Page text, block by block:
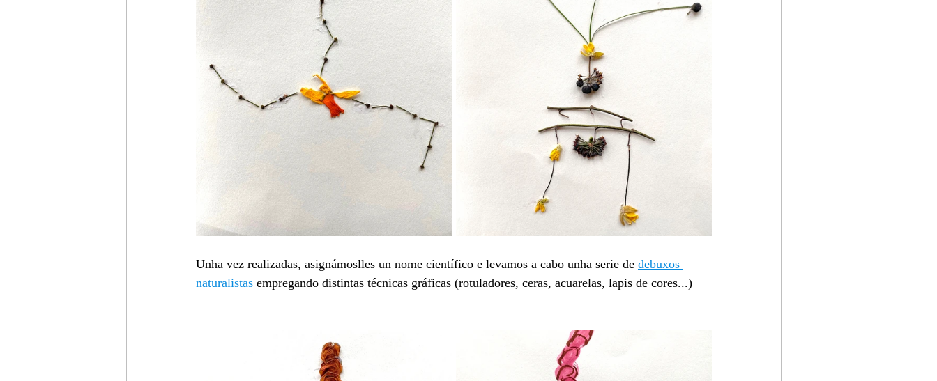
Unha vez realizadas, asignámoslles un nome científico e levamos a cabo unha serie de debuxos
naturalistas empregando distintas técnicas gráficas (rotuladores, ceras, acuarelas, lapis de cores...)